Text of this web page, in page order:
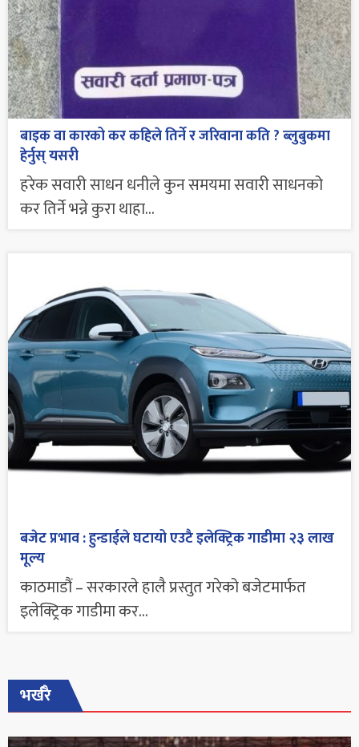
बाइक वा कारको कर कहिले तिर्ने र जरिवाना कति ? ब्लुबुकमा
हेर्नुस् यसरी
हरेक सवारी साधन धनीले कुन समयमा सवारी साधनको
कर तिर्ने भन्ने कुरा थाहा...
बजेट प्रभाव : हुन्डाईले घटायो एउटै इलेक्ट्रिक गाडीमा २३ लाख
मूल्य
काठमाडौं – सरकारले हालै प्रस्तुत गरेको बजेटमार्फत
इलेक्ट्रिक गाडीमा कर...
भर्खरै